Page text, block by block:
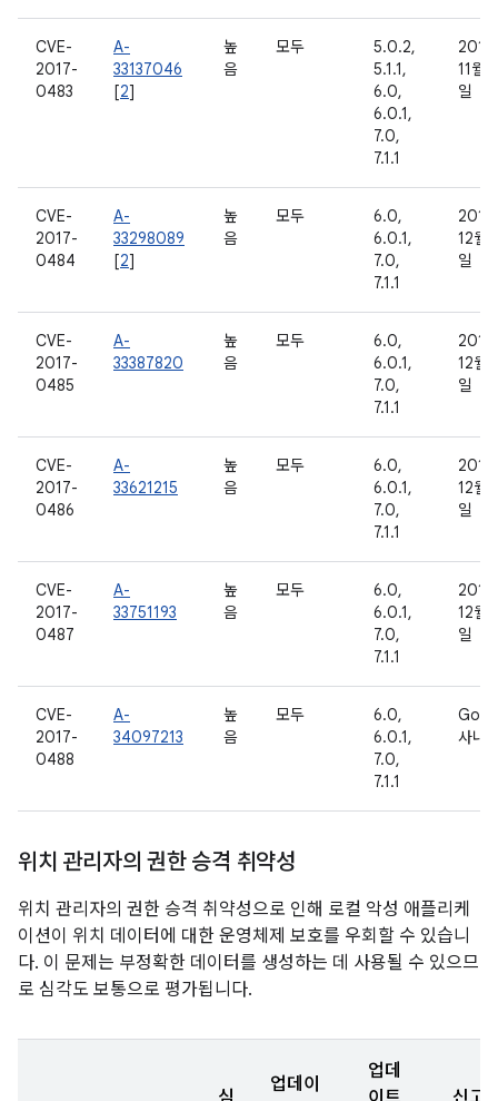
CVE-
2017-
0483
A-
33137046
[2]
높
음
모두
5.0.2,
5.1.1,
6.0,
6.0.1,
7.0,
7.1.1
2016
11월
일
CVE-
2017-
0484
A-
33298089
[2]
높
음
모두
6.0,
6.0.1,
7.0,
7.1.1
2016
12월 1
일
CVE-
2017-
0485
A-
33387820
높
음
모두
6.0,
6.0.1,
7.0,
7.1.1
2016
12월
일
CVE-
2017-
0486
A-
33621215
높
음
모두
6.0,
6.0.1,
7.0,
7.1.1
2016
12월
일
CVE-
2017-
0487
A-
33751193
높
음
모두
6.0,
6.0.1,
7.0,
7.1.1
2016
12월
일
CVE-
2017-
0488
A-
34097213
높
음
모두
6.0,
6.0.1,
7.0,
7.1.1
사내
위치 관리자의 권한 승격 취약성
위치 관리자의 권한 승격 취약성으로 인해 로컬 악성 애플리케
이션이 위치 데이터에 대한 운영체제 보호를 우회할 수 있습니
다. 이 문제는 부정확한 데이터를 생성하는 데 사용될 수 있으므
로 심각도 보통으로 평가됩니다.
업데이
업데